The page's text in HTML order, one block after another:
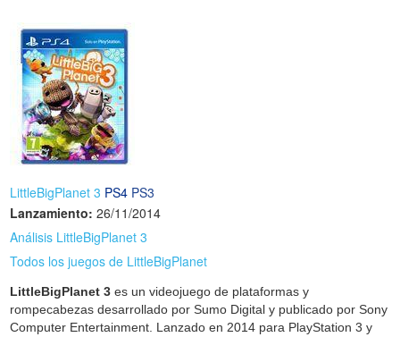
LittleBigPlanet 3 PS4 PS3
Lanzamiento: 26/11/2014
Análisis LittleBigPlanet 3
Todos los juegos de LittleBigPlanet
LittleBigPlanet 3 es un videojuego de plataformas y
rompecabezas desarrollado por Sumo Digital y publicado por Sony
Computer Entertainment. Lanzado en 2014 para PlayStation 3 y